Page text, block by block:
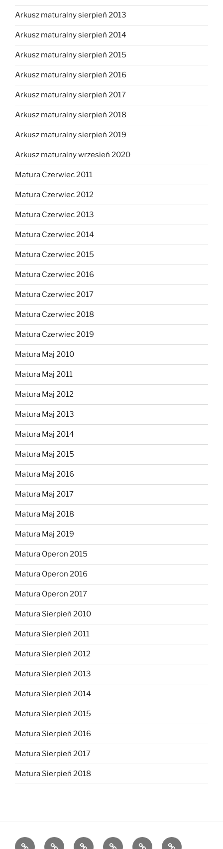
Arkusz maturalny sierpień 2013
Arkusz maturalny sierpień 2014
Arkusz maturalny sierpień 2015
Arkusz maturalny sierpień 2016
Arkusz maturalny sierpień 2017
Arkusz maturalny sierpień 2018
Arkusz maturalny sierpień 2019
Arkusz maturalny wrzesień 2020
Matura Czerwiec 2011
Matura Czerwiec 2012
Matura Czerwiec 2013
Matura Czerwiec 2014
Matura Czerwiec 2015
Matura Czerwiec 2016
Matura Czerwiec 2017
Matura Czerwiec 2018
Matura Czerwiec 2019
Matura Maj 2010
Matura Maj 2011
Matura Maj 2012
Matura Maj 2013
Matura Maj 2014
Matura Maj 2015
Matura Maj 2016
Matura Maj 2017
Matura Maj 2018
Matura Maj 2019
Matura Operon 2015
Matura Operon 2016
Matura Operon 2017
Matura Sierpień 2010
Matura Sierpień 2011
Matura Sierpień 2012
Matura Sierpień 2013
Matura Sierpień 2014
Matura Sierpień 2015
Matura Sierpień 2016
Matura Sierpień 2017
Matura Sierpień 2018
Strona Dlaczego
O Opinie Kontakt Chce